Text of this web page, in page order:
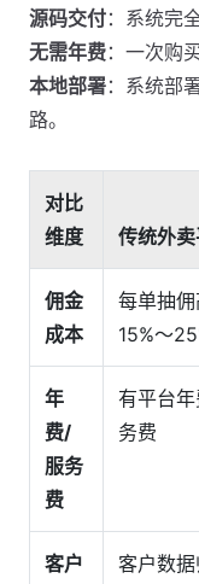
源码交付：系统完
无需年费：一次购
本地部署：系统部
路。
对比
维度
传统外
佣金
成本
每单抽
15%～
年
费/
服务
费
有平台
务费
客户
客户数